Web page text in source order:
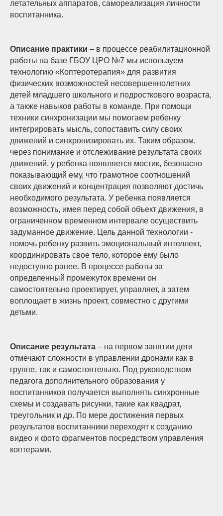
летательных аппаратов, самореализация личности
воспитанника.
Описание практики – в процессе реабилитационной
работы на базе ГБОУ ЦРО №7 мы используем
технологию «Коптеротерапия» для развития
физических возможностей несовершеннолетних
детей младшего школьного и подросткового возраста,
а также навыков работы в команде. При помощи
техники синхронизации мы помогаем ребенку
интегрировать мысль, сопоставить силу своих
движений и синхронизировать их. Таким образом,
через понимание и отслеживание результата своих
движений, у ребенка появляется мостик, безопасно
показывающий ему, что грамотное соотношений
своих движений и концентрация позволяют достичь
необходимого результата. У ребенка появляется
возможность, имея перед собой объект движения, в
ограниченном временном интервале осуществить
задуманное движение. Цель данной технологии -
помочь ребенку развить эмоциональный интеллект,
координировать свое тело, которое ему было
недоступно ранее. В процессе работы за
определенный промежуток времени он
самостоятельно проектирует, управляет, а затем
воплощает в жизнь проект, совместно с другими
детьми.
Описание результата – на первом занятии дети
отмечают сложности в управлении дронами как в
группе, так и самостоятельно. Под руководством
педагога дополнительного образования у
воспитанников получается выполнять синхронные
схемы и создавать рисунки, такие как квадрат,
треугольник и др. По мере достижения первых
результатов воспитанники переходят к созданию
видео и фото фрагментов посредством управления
коптерами.